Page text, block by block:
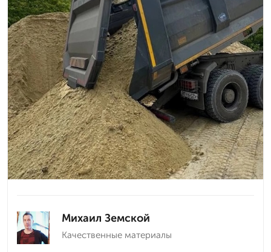
Михаил Земской
Качественные материалы